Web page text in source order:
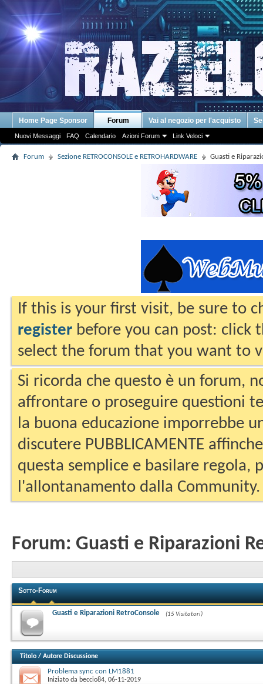
Home Page Sponsor Forum
Nuovi Messaggi FAQ Calendario Azioni Forum Link Veloci
Vai al negozio per l'acquisto
Forum Sezione RETROCONSOLE e RETROHARDWARE Guasti e
If this is your first visit, be sure to
register before you can post: click
select the forum that you want to
Si ricorda che questo è un forum,
affrontare o proseguire questioni
la buona educazione imporrebbe
discutere PUBBLICAMENTE
questa semplice e basilare regola,
l'allontanamento dalla Community.
Forum: Guasti e Riparazioni
Sotto-Forum
Guasti e Riparazioni RetroConsole (15 Visitatori)
Titolo / Autore Discussione
Problema sync con LM1881
Iniziato da beccio84‎, 06-11-2019